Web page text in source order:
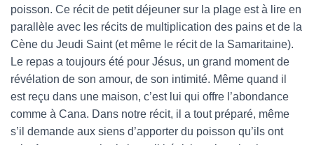
poisson. Ce récit de petit déjeuner sur la plage est à lire en
parallèle avec les récits de multiplication des pains et de la
Cène du Jeudi Saint (et même le récit de la Samaritaine).
Le repas a toujours été pour Jésus, un grand moment de
révélation de son amour, de son intimité. Même quand il
est reçu dans une maison, c’est lui qui offre l’abondance
comme à Cana. Dans notre récit, il a tout préparé, même
s’il demande aux siens d’apporter du poisson qu’ils ont